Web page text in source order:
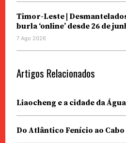
Timor-Leste |
burla ‘online’ desde 26 de
7 Ago 2026
Artigos Relacionados
Liaocheng e a cidade da Água
Do Atlântico Fenício ao